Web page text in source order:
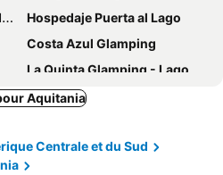
Hospedaje Puerta al Lago
Costa Azul Glamping
La Quinta Glamping - Lago de Tota
Domos Sup3r Lopez
Aquitania
Centrale et du Sud